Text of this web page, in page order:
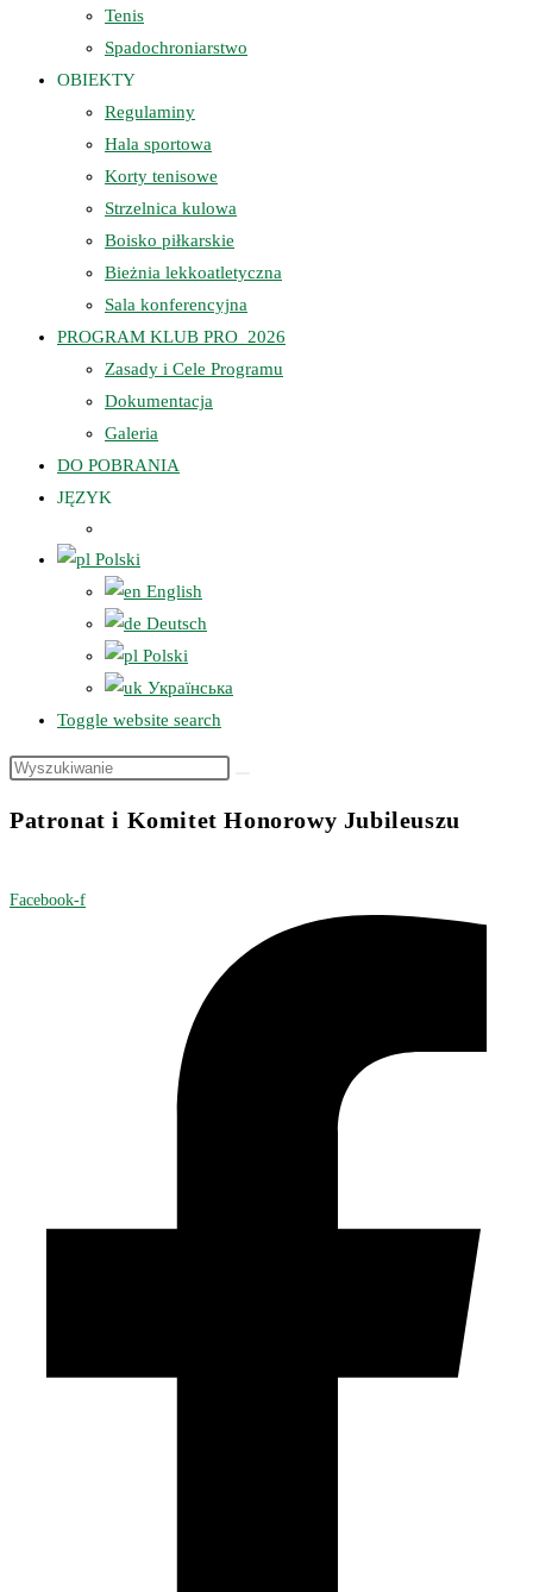
Tenis
Spadochroniarstwo
OBIEKTY
Regulaminy
Hala sportowa
Korty tenisowe
Strzelnica kulowa
Boisko piłkarskie
Bieżnia lekkoatletyczna
Sala konferencyjna
PROGRAM KLUB PRO_2026
Zasady i Cele Programu
Dokumentacja
Galeria
DO POBRANIA
JĘZYK
Polski
English
Deutsch
Polski
Українська
Toggle website search
Patronat i Komitet Honorowy Jubileuszu
Facebook-f